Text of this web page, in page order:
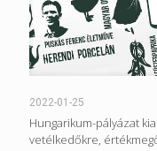
2022-01-25
Hungarikum-pályázat
vetélkedőkre,